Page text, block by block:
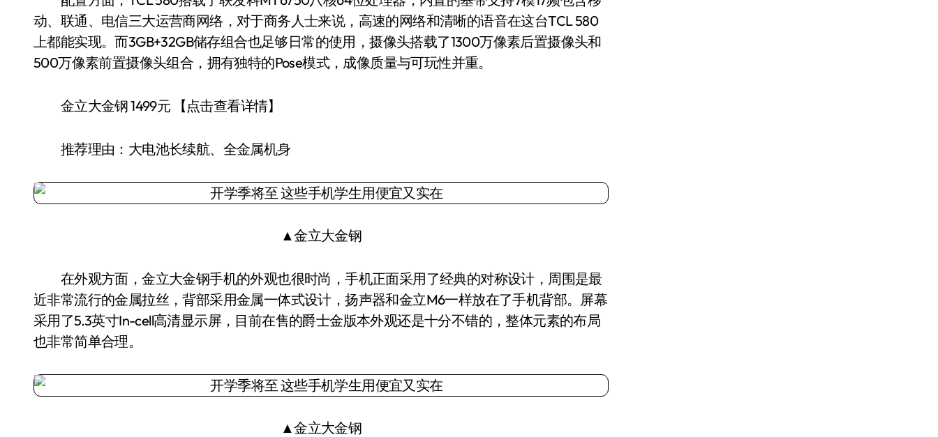
动、联通、电信三大运营商网络，对于商务人士来说，高速的网络和清晰的语音在这台TCL 580
上都能实现。而3GB+32GB储存组合也足够日常的使用，摄像头搭载了1300万像素后置摄像头和
500万像素前置摄像头组合，拥有独特的Pose模式，成像质量与可玩性并重。
金立大金钢 1499元 【点击查看详情】
推荐理由：大电池长续航、全金属机身
▲金立大金钢
在外观方面，金立大金钢手机的外观也很时尚，手机正面采用了经典的对称设计，周围是最
近非常流行的金属拉丝，背部采用金属一体式设计，扬声器和金立M6一样放在了手机背部。屏幕
采用了5.3英寸In-cell高清显示屏，目前在售的爵士金版本外观还是十分不错的，整体元素的布局
也非常简单合理。
▲金立大金钢